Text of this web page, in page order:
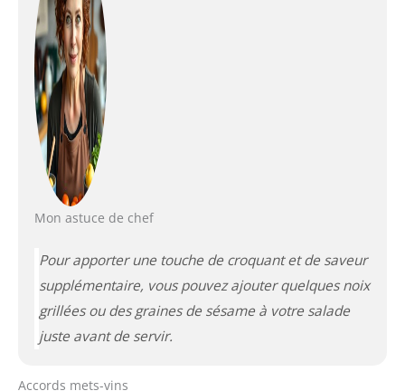
Mon astuce de chef
Pour apporter une touche de croquant et de saveur
supplémentaire, vous pouvez ajouter quelques noix
grillées ou des graines de sésame à votre salade
juste avant de servir.
Accords mets-vins